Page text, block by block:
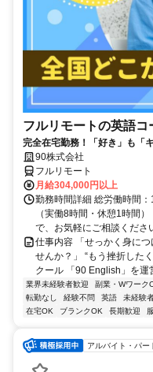
フルリモートの英語コ
完全在宅勤務！「好き」も「
90株式会社
フルリモート
月給304,000円以上
勤務時間詳細 総労働時間
（実働8時間・休憩1時間
で、お気軽にご相談くださ
仕事内容 「せっかく身に
せんか？」 “もう挫折した
クール 「90 English」を運
業界未経験者歓迎 副業・Wワーク
転勤なし
経験不問 英語 未経験
在宅OK
ブランクOK 長期歓迎
アルバイト・パー